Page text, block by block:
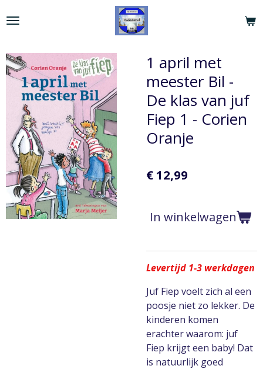
direct
de
hoofdinhoud
1 april met
meester Bil -
De klas van juf
Fiep 1 - Corien
Oranje
€ 12,99
In winkelwagen
Levertijd 1-3 werkdagen
Juf Fiep voelt zich al een
poosje niet zo lekker. De
kinderen komen
erachter waarom: juf
Fiep krijgt een baby! Dat
is natuurlijk goed